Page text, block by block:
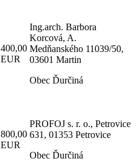
400,00
EUR
Ing.arch. Barbora
Korcová, A.
Medňanského 11039/50,
03601 Martin
Obec Ďurčiná
800,00
EUR
PROFOJ s. r. o., Petrovice
631, 01353 Petrovice
Obec Ďurčiná